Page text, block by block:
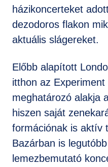
házikoncerteket
dezodoros flakon
aktuális slágereket.
Előbb alapított
itthon az
meghatározó alakja
hiszen saját
formációnak is aktív
Bazárban is
lemezbemutató